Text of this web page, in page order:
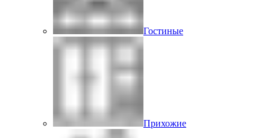
Гостиные
Прихожие